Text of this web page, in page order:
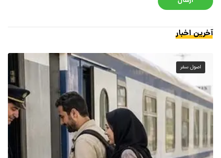
آخرین اخبار
اصول سفر